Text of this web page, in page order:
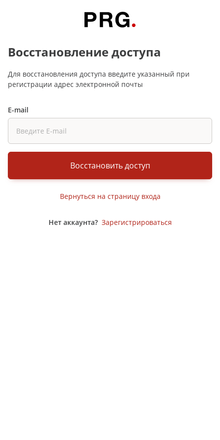
Восстановление доступа
Для восстановления доступа введите указанный при
регистрации адрес электронной почты
E-mail
Восстановить доступ
Вернуться на страницу входа
Нет аккаунта? Зарегистрироваться